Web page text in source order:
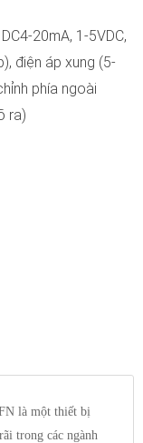
20mA, 1-5VDC,
điện áp xung (5-
phía ngoài
ra)
là một thiết bị
trong các ngành